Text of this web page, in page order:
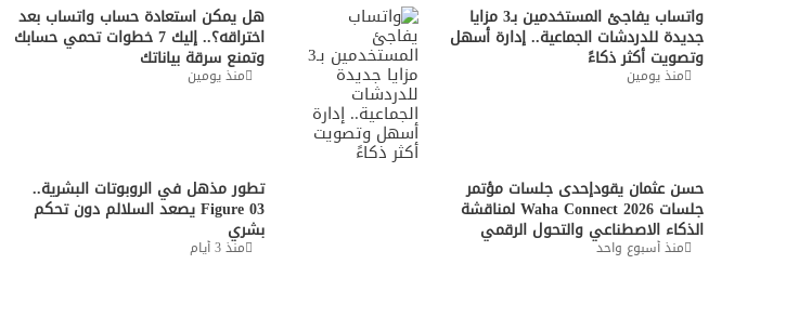
هل يمكن استعادة حساب واتساب بعد
اختراقه؟.. إليك 7 خطوات تحمي حسابك
وتمنع سرقة بياناتك
منذ يومين
واتساب يفاجئ المستخدمين بـ3 مزايا
جديدة للدردشات الجماعية.. إدارة أسهل
وتصويت أكثر ذكاءً
منذ يومين
تطور مذهل في الروبوتات البشرية..
Figure 03 يصعد السلالم دون تحكم
بشري
منذ 3 أيام
حسن عثمان يقودإحدى جلسات مؤتمر
جلسات Waha Connect 2026 لمناقشة
الذكاء الاصطناعي والتحول الرقمي
منذ أسبوع واحد